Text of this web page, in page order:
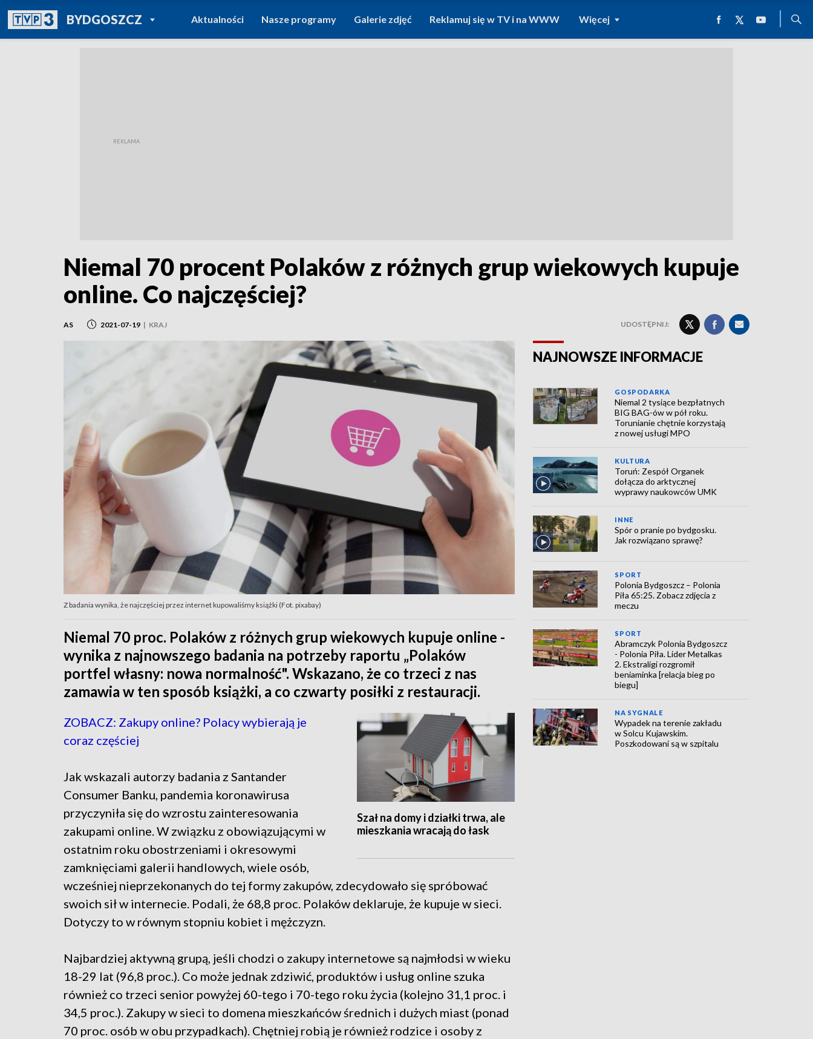
BYDGOSZCZPOWRÓT DO
TVP REGIONY
Aktualności Nasze programy Galerie zdjęć Reklamuj się w TV i na WWW Więcej
Niemal 70 procent Polaków z różnych grup wiekowych kupuje
online. Co najczęściej?
AS 2021-07-19 | KRAJ UDOSTĘPNIJ:
Z badania wynika, że najczęściej przez internet kupowaliśmy książki (Fot. pixabay)
Niemal 70 proc. Polaków z różnych grup wiekowych kupuje online -
wynika z najnowszego badania na potrzeby raportu „Polaków
portfel własny: nowa normalność". Wskazano, że co trzeci z nas
zamawia w ten sposób książki, a co czwarty posiłki z restauracji.
Szał na domy i działki trwa, ale
mieszkania wracają do łask
ZOBACZ: Zakupy online? Polacy wybierają je
coraz częściej
Jak wskazali autorzy badania z Santander
Consumer Banku, pandemia koronawirusa
przyczyniła się do wzrostu zainteresowania
zakupami online. W związku z obowiązującymi w
ostatnim roku obostrzeniami i okresowymi
zamknięciami galerii handlowych, wiele osób,
wcześniej nieprzekonanych do tej formy zakupów, zdecydowało się spróbować
swoich sił w internecie. Podali, że 68,8 proc. Polaków deklaruje, że kupuje w sieci.
Dotyczy to w równym stopniu kobiet i mężczyzn.
Najbardziej aktywną grupą, jeśli chodzi o zakupy internetowe są najmłodsi w wieku
18-29 lat (96,8 proc.). Co może jednak zdziwić, produktów i usług online szuka
również co trzeci senior powyżej 60-tego i 70-tego roku życia (kolejno 31,1 proc. i
34,5 proc.). Zakupy w sieci to domena mieszkańców średnich i dużych miast (ponad
70 proc. osób w obu przypadkach). Chętniej robią je również rodzice i osoby z
NAJNOWSZE INFORMACJE
GOSPODARKA
Niemal 2 tysiące bezpłatnych
BIG BAG-ów w pół roku.
Torunianie chętnie korzystają
z nowej usługi MPO
KULTURA
Toruń: Zespół Organek
dołącza do arktycznej
wyprawy naukowców UMK
INNE
Spór o pranie po bydgosku.
Jak rozwiązano sprawę?
SPORT
Polonia Bydgoszcz – Polonia
Piła 65:25. Zobacz zdjęcia z
meczu
SPORT
Abramczyk Polonia Bydgoszcz
- Polonia Piła. Lider Metalkas
2. Ekstraligi rozgromił
beniaminka [relacja bieg po
biegu]
NA SYGNALE
Wypadek na terenie zakładu
w Solcu Kujawskim.
Poszkodowani są w szpitalu